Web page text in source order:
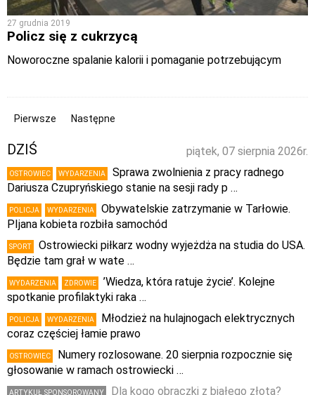
27 grudnia 2019
Policz się z cukrzycą
Noworoczne spalanie kalorii i pomaganie potrzebującym
Pierwsze Następne
piątek, 07 sierpnia 2026r.
DZIŚ
OSTROWIEC WYDARZENIA
Sprawa zwolnienia z pracy radnego
Dariusza Czupryńskiego stanie na sesji rady p …
POLICJA WYDARZENIA
Obywatelskie zatrzymanie w Tarłowie.
PIjana kobieta rozbiła samochód
SPORT
Ostrowiecki piłkarz wodny wyjeżdża na studia do USA.
Będzie tam grał w wate …
WYDARZENIA ZDROWIE
’Wiedza, która ratuje życie’. Kolejne
spotkanie profilaktyki raka …
POLICJA WYDARZENIA
Młodzież na hulajnogach elektrycznych
coraz częściej łamie prawo
OSTROWIEC
Numery rozlosowane. 20 sierpnia rozpocznie się
głosowanie w ramach ostrowiecki …
ARTYKUŁ SPONSOROWANY Dla kogo obrączki z białego złota?